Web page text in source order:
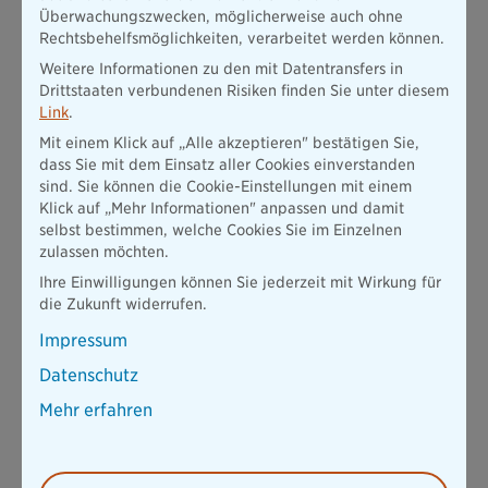
landet aber trotz korrekter Trennung in unseren Gewässern.
Dort zersetzt sich das Plastik nach und nach in kleinste Teile –
es entsteht also Mikroplastik.
Ein plastikarmer
(oder sogar plastikfreier) Konsum kann diese
Umweltverschmutzung eindämmen. Der Plastikverzicht ist
zwar nicht immer möglich, in vielen Fällen gibt es jedoch
umweltfreundliche Alternativen:
Einige Discounter verzichten bereits heute auf
Plastikverpackungen bei Obst und Gemüse. In vielen Fällen
können Sie Gurke, Apfel & Co. also auch ohne Verpackung
kaufen. Zum Transportieren eignen sich Stofftaschen oder -
netze, die Sie bei jedem Einkauf wiederverwenden können.
Auch Obst und Gemüse vom Wochenmarkt sind eine gute
Alternative zu in Plastik verpackten Lebensmitteln aus dem
Supermarkt.
Viele Bäcker, Metzger oder Cafés bieten an, Lebensmittel
oder den Coffee-to-go in mitgebrachte Behälter abzufüllen.
Überwachungszwecken, möglicherweise auch ohne
Rechtsbehelfsmöglichkeiten, verarbeitet werden können.
Weitere Informationen zu den mit Datentransfers in
Drittstaaten verbundenen Risiken finden Sie unter diesem
Link.
Mit einem Klick auf „Alle akzeptieren" bestätigen Sie,
dass Sie mit dem Einsatz aller Cookies einverstanden
sind. Sie können die Cookie-Einstellungen mit einem
Klick auf „Mehr Informationen" anpassen und damit
selbst bestimmen, welche Cookies Sie im Einzelnen
zulassen möchten.
Ihre Einwilligungen können Sie jederzeit mit Wirkung für
die Zukunft widerrufen.
Impressum
Datenschutz
Mehr erfahren